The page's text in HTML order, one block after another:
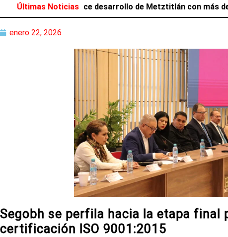
Últimas Noticias
Salazar favorece desarrollo de Metztitlán con más de
enero 22, 2026
Segobh se perfila hacia la etapa final
certificación ISO 9001:2015